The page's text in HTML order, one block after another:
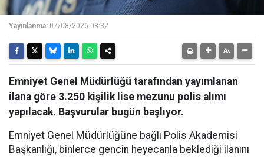
Yayınlanma: 07/08/2026 08:32
Emniyet Genel Müdürlüğü tarafından yayımlanan
ilana göre 3.250 kişilik lise mezunu polis alımı
yapılacak. Başvurular bugün başlıyor.
Emniyet Genel Müdürlüğüne bağlı Polis Akademisi
Başkanlığı, binlerce gencin heyecanla beklediği ilanını